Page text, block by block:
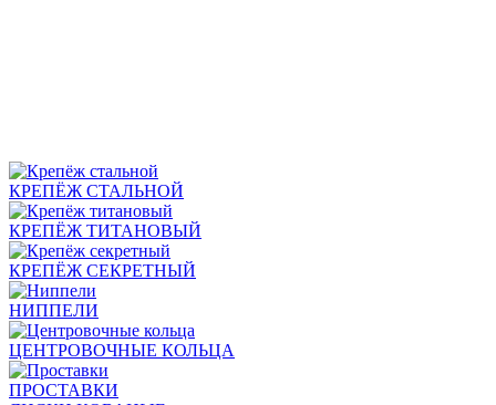
КРЕПЁЖ СТАЛЬНОЙ
КРЕПЁЖ ТИТАНОВЫЙ
КРЕПЁЖ СЕКРЕТНЫЙ
НИППЕЛИ
ЦЕНТРОВОЧНЫЕ КОЛЬЦА
ПРОСТАВКИ